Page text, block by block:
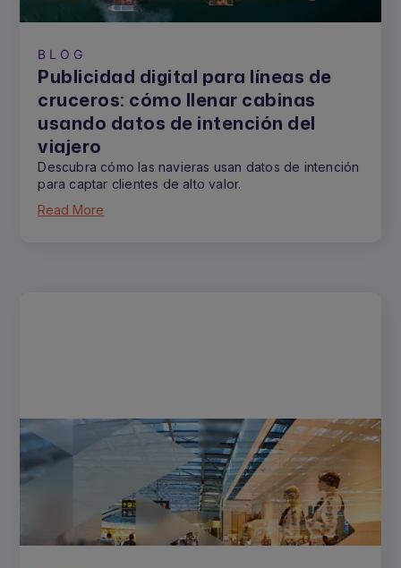
BLOG
Publicidad digital para líneas de
cruceros: cómo llenar cabinas
usando datos de intención del
viajero
Descubra cómo las navieras usan datos de intención
para captar clientes de alto valor.
Read More